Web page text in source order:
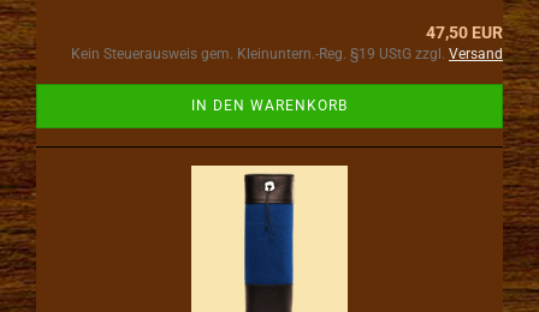
47,50 EUR
Kein Steuerausweis gem. Kleinuntern.-Reg. §19 UStG zzgl. Versand
IN DEN WARENKORB